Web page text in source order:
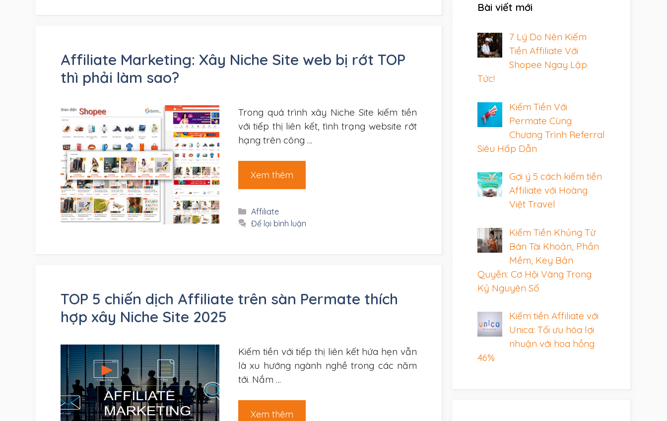
Affiliate Marketing: Xây Niche Site web bị rớt TOP
thì phải làm sao?
Trong quá trình xây Niche Site kiếm tiền
với tiếp thị liên kết, tình trạng website rớt
hạng trên công …
Xem thêm
Danh
mục
Affiliate
Để lại bình luận
TOP 5 chiến dịch Affiliate trên sàn Permate thích
hợp xây Niche Site 2025
Kiếm tiền với tiếp thị liên kết hứa hẹn vẫn
là xu hướng ngành nghề trong các năm
tới. Nắm …
Xem thêm
Bài viết mới
7 Lý Do Nên Kiếm
Tiền Affiliate Với
Shopee Ngay Lập
Tức!
Kiếm Tiền Với
Permate Cùng
Chương Trình Referral
Siêu Hấp Dẫn
Gợi ý 5 cách kiếm tiền
Affiliate với Hoàng
Việt Travel
Kiếm Tiền Khủng Từ
Bán Tài Khoản, Phần
Mềm, Key Bản
Quyền: Cơ Hội Vàng Trong
Kỷ Nguyên Số
Kiếm tiền Affiliate với
Unica: Tối ưu hóa lợi
nhuận với hoa hồng
46%